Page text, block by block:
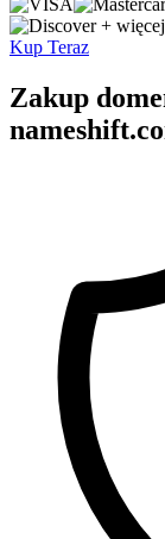
+ więcej
Kup Teraz
Zakup